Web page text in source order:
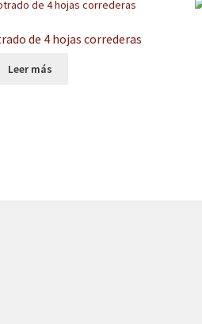
de 4 hojas correderas
Leer más